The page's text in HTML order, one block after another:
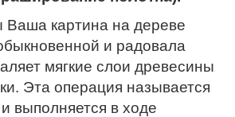
Ваша картина на дереве
и радовала
мягкие слои древесины
Эта операция называется
выполняется в ходе